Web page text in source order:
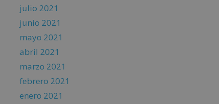
julio 2021
junio 2021
mayo 2021
abril 2021
marzo 2021
febrero 2021
enero 2021